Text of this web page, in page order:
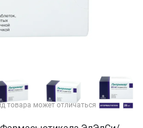
товара может отличаться